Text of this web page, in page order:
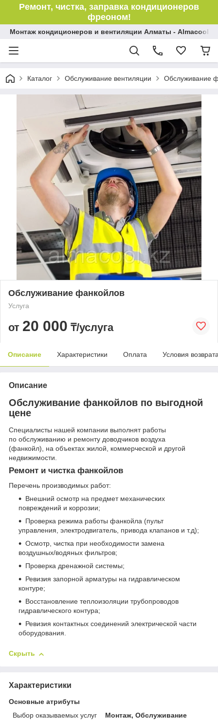
Ремонт, чистка, заправка кондиционеров
фреоном!
Монтаж кондиционеров и вентиляции Алматы - Almacool
Каталог Обслуживание вентиляции Обслуживание
Обслуживание фанкойлов
Услуга
от 20 000 ₸/услуга
Описание Характеристики Оплата Условия
Описание
Обслуживание фанкойлов по выгодной
цене
Специалисты нашей компании выполнят работы
по обслуживанию и ремонту доводчиков воздуха
(фанкойл), на объектах жилой, коммерческой и другой
недвижимости.
Ремонт и чистка фанкойлов
Перечень производимых работ:
Внешний осмотр на предмет механических
повреждений и коррозии;
Проверка режима работы фанкойла (пульт
управления, электродвигатель, привода клапанов и т.д);
Осмотр, чистка при необходимости замена
воздушных/водяных фильтров;
Проверка дренажной системы;
Ревизия запорной арматуры на гидравлическом
контуре;
Восстановление теплоизоляции трубопроводов
гидравлического контура;
Ревизия контактных соединений электрической части
оборудования.
Скрыть
Характеристики
Основные атрибуты
Выбор оказываемых услуг
Монтаж, Обслуживание